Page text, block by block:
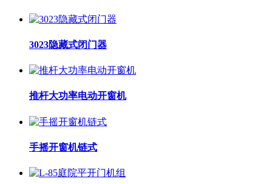
3023隐藏式闭门器
推杆大功率电动开窗机
手摇开窗机链式